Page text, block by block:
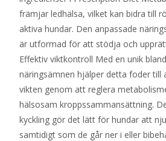
främjar ledhälsa, vilket kan bidra till
aktiva hundar. Den anpassade
är utformad för att stödja och
Effektiv viktkontroll Med en unik
näringsämnen hjälper detta foder till
vikten genom att reglera
hälsosam kroppssammansättning.
kyckling gör det lätt för hundar att
samtidigt som de går ner i eller